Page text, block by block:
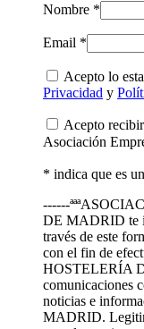
Nombre *
Email *
Acepto lo
Privacidad y
Acepto
Asociación
* indica que es
------
DE MADRID te
través de este
con el fin de
HOSTELERÍA
comunicaciones
noticias e
MADRID.